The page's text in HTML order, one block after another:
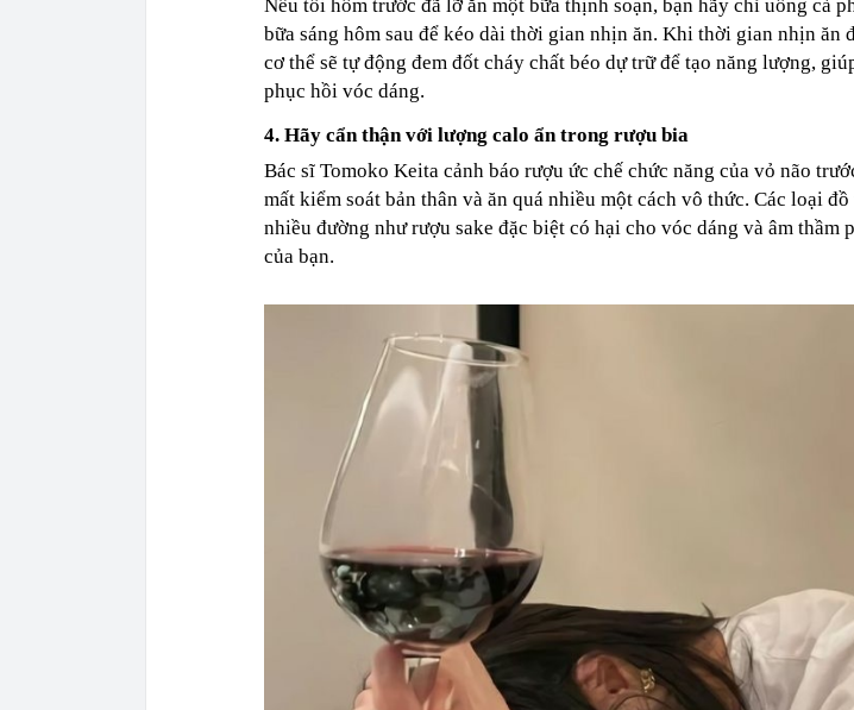
Nếu tối hôm trước đã lỡ ăn một bữa thịnh soạn, bạn hãy chỉ uống cà
bữa sáng hôm sau để kéo dài thời gian nhịn ăn. Khi thời gian nhịn ăn
cơ thể sẽ tự động đem đốt cháy chất béo dự trữ để tạo năng lượng,
phục hồi vóc dáng.
4. Hãy cẩn thận với lượng calo ẩn trong rượu bia
Bác sĩ Tomoko Keita cảnh báo rượu ức chế chức năng của vỏ não
mất kiểm soát bản thân và ăn quá nhiều một cách vô thức. Các loại
nhiều đường như rượu sake đặc biệt có hại cho vóc dáng và âm thầm
của bạn.